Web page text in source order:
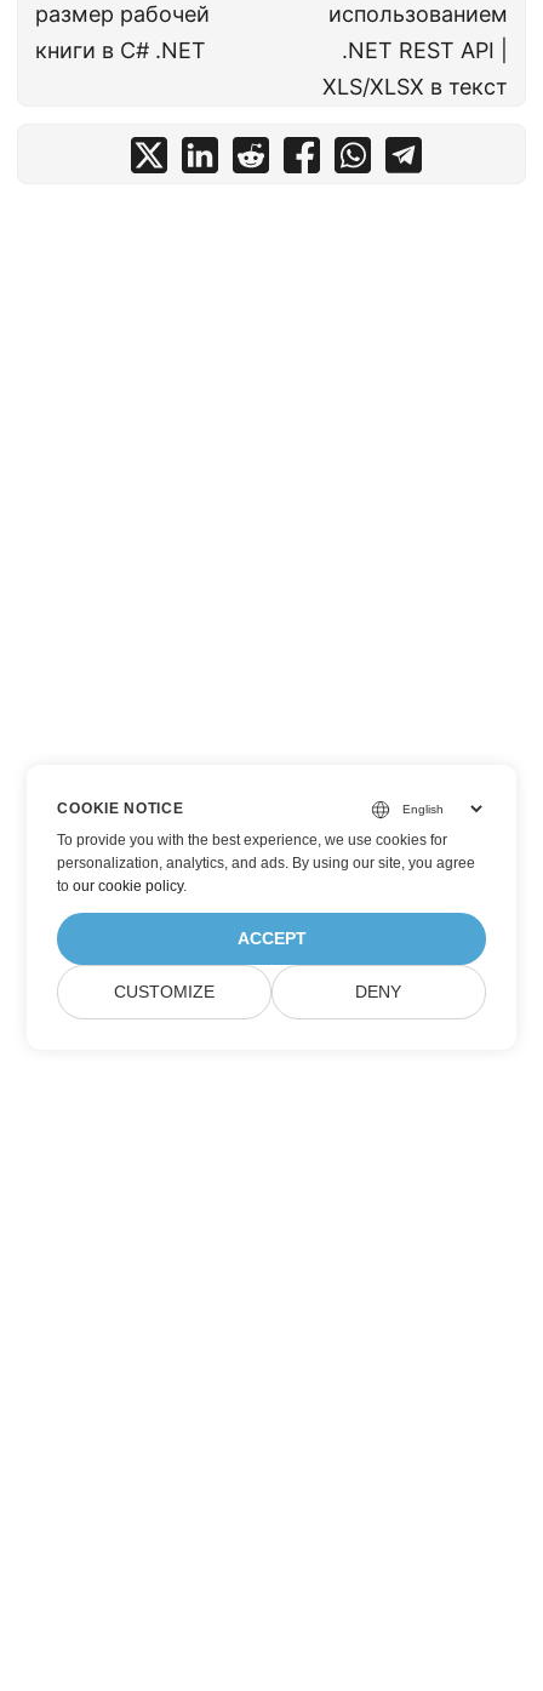
размер рабочей
книги в C# .NET
использованием
.NET REST API |
XLS/XLSX в текст
COOKIE NOTICE
To provide you with the best experience, we use cookies for
personalization, analytics, and ads. By using our site, you agree
toour cookie policy.
ACCEPT
CUSTOMIZE DENY